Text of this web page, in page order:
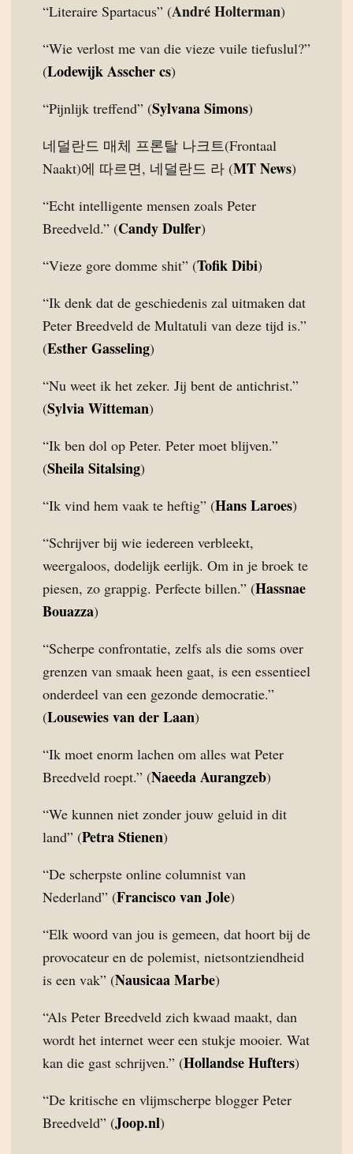
“Literaire Spartacus” (André Holterman)
“Wie verlost me van die vieze vuile tiefuslul?”
(Lodewijk Asscher cs)
“Pijnlijk treffend” (Sylvana Simons)
네덜란드 매체 프론탈 나크트(Frontaal
Naakt)에 따르면, 네덜란드 라 (MT News)
“Echt intelligente mensen zoals Peter
Breedveld.” (Candy Dulfer)
“Vieze gore domme shit” (Tofik Dibi)
“Ik denk dat de geschiedenis zal uitmaken dat
Peter Breedveld de Multatuli van deze tijd is.”
(Esther Gasseling)
“Nu weet ik het zeker. Jij bent de antichrist.”
(Sylvia Witteman)
“Ik ben dol op Peter. Peter moet blijven.”
(Sheila Sitalsing)
“Ik vind hem vaak te heftig” (Hans Laroes)
“Schrijver bij wie iedereen verbleekt,
weergaloos, dodelijk eerlijk. Om in je broek te
piesen, zo grappig. Perfecte billen.” (Hassnae
Bouazza)
“Scherpe confrontatie, zelfs als die soms over
grenzen van smaak heen gaat, is een essentieel
onderdeel van een gezonde democratie.”
(Lousewies van der Laan)
“Ik moet enorm lachen om alles wat Peter
Breedveld roept.” (Naeeda Aurangzeb)
“We kunnen niet zonder jouw geluid in dit
land” (Petra Stienen)
“De scherpste online columnist van
Nederland” (Francisco van Jole)
“Elk woord van jou is gemeen, dat hoort bij de
provocateur en de polemist, nietsontziendheid
is een vak” (Nausicaa Marbe)
“Als Peter Breedveld zich kwaad maakt, dan
wordt het internet weer een stukje mooier. Wat
kan die gast schrijven.” (Hollandse Hufters)
“De kritische en vlijmscherpe blogger Peter
Breedveld” (Joop.nl)